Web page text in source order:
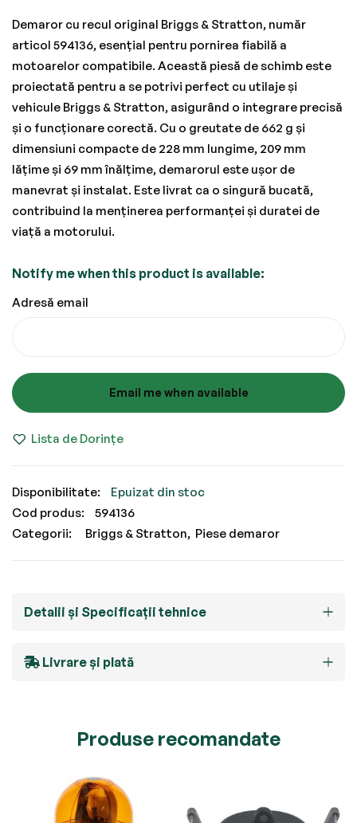
images
gallery
Demaror cu recul original Briggs & Stratton, număr
articol 594136, esențial pentru pornirea fiabilă a
motoarelor compatibile. Această piesă de schimb este
proiectată pentru a se potrivi perfect cu utilaje și
vehicule Briggs & Stratton, asigurând o integrare precisă
și o funcționare corectă. Cu o greutate de 662 g și
dimensiuni compacte de 228 mm lungime, 209 mm
lățime și 69 mm înălțime, demarorul este ușor de
manevrat și instalat. Este livrat ca o singură bucată,
contribuind la menținerea performanței și duratei de
viață a motorului.
Notify me when this product is available:
Adresă email
Email me when available
Lista de Dorințe
Epuizat din stoc
Cod produs
594136
Categorii:
Briggs & Stratton Piese demaror
Detalii și Specificații tehnice
Livrare și plată
Produse recomandate